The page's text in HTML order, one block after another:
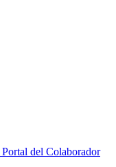
Portal del Colaborador